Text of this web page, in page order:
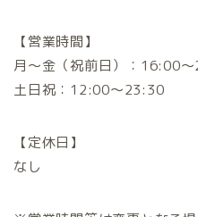
【営業時間】
月〜金（祝前日）：16:00
土日祝：12:00〜23:30
【定休日】
なし